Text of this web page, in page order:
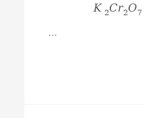
K 2Cr2O7
…